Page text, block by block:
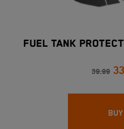
FUEL TANK
39.99
BUY